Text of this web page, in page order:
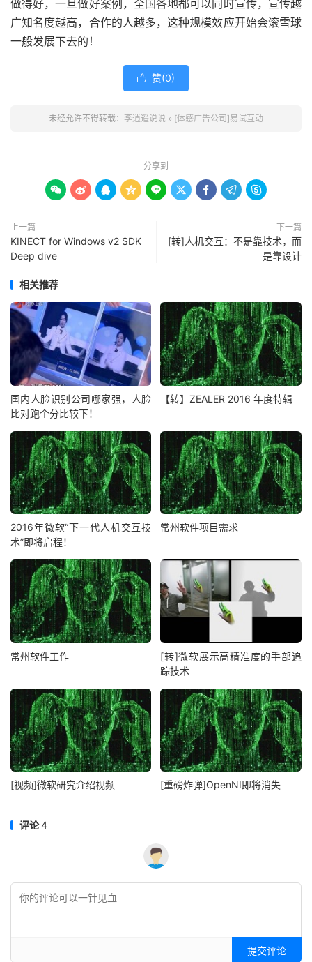
做得好，一旦做好案例，全国各地都可以同时宣传，宣传越
广知名度越高，合作的人越多，这种规模效应开始会滚雪球
一般发展下去的！
 赞(0)
未经允许不得转载： 李逍遥说说 » [体感广告公司]易试互动
分享到
        
上一篇
KINECT for Windows v2 SDK
Deep dive
下一篇
[转]人机交互：不是靠技术，而
是靠设计
相关推荐
国内人脸识别公司哪家强，人脸
比对跑个分比较下！
【转】ZEALER 2016 年度特辑
2016年微软“下一代人机交互技
术”即将启程！
常州软件项目需求
常州软件工作
[转]微软展示高精准度的手部追
踪技术
[视频]微软研究介绍视频 [重磅炸弹]OpenNI即将消失
评论4
提交评论